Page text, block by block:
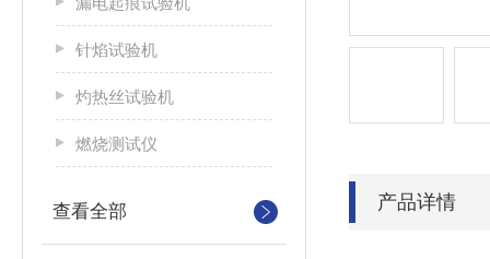
针焰试验机
灼热丝试验机
燃烧测试仪
查看全部 产品详情